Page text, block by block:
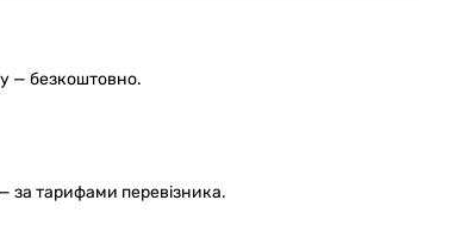
— безкоштовно.
за тарифами перевізника.